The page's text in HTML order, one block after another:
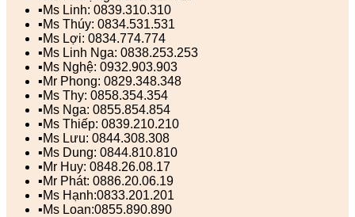
▪️Ms Linh: 0839.310.310
▪️Ms Thúy: 0834.531.531
▪️Ms Lợi: 0834.774.774
▪️Ms Linh Nga: 0838.253.253
▪️Ms Nghệ: 0932.903.903
▪️Mr Phong: 0829.348.348
▪️Ms Thy: 0858.354.354
▪️Ms Nga: 0855.854.854
▪️Ms Thiếp: 0839.210.210
▪️Ms Lưu: 0844.308.308
▪️Ms Dung: 0844.810.810
▪️Mr Huy: 0848.26.08.17
▪️Mr Phát: 0886.20.06.19
▪️Ms Hạnh:0833.201.201
▪️Ms Loan:0855.890.890